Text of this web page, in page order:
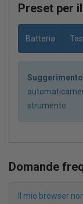
Preset per
Batteria
strumento.
Domande
Il mio browser